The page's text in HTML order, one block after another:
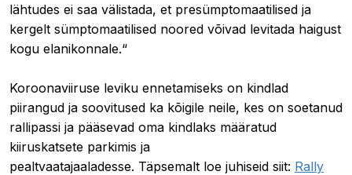
lähtudes ei saa välistada, et presümptomaatilised ja
kergelt sümptomaatilised noored võivad levitada haigust
kogu elanikonnale.“
Koroonaviiruse leviku ennetamiseks on kindlad
piirangud ja soovitused ka kõigile neile, kes on soetanud
rallipassi ja pääsevad oma kindlaks määratud
kiiruskatsete parkimis ja
pealtvaatajaaladesse. Täpsemalt loe juhiseid siit: Rally